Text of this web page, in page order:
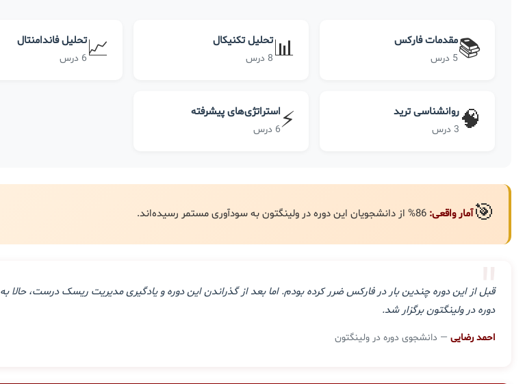
📚مقدمات فارکس
5 درس 📊تحلیل تکنیکال
8 درس 📈تحلیل فاندامنتال
6 درس
🧠روانشناسی ترید
3 درس ⚡استراتژی‌های پیشرفته
6 درس
🎯آمار واقعی:
"
قبل از این دوره چندین بار در فارکس ضرر کرده بودم. اما بعد از گذراندن این دوره و یادگیری مدیریت ریسک درست،
دوره در ولینگتون برگزار شد.
احمد رضایی — دانشجوی دوره در ولینگتون